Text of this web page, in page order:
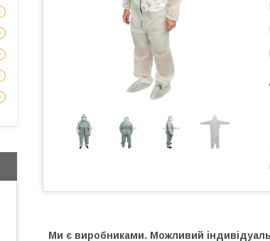
Ми є виробниками. Можливий